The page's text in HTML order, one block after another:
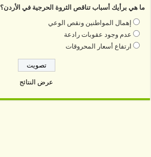
ما هي برأيك أسباب تناقص الثروة الحرجية في الأردن؟
إهمال المواطنين ونقص الوعي
عدم وجود عقوبات رادعة
ارتفاع أسعار المحروقات
عرض النتائج